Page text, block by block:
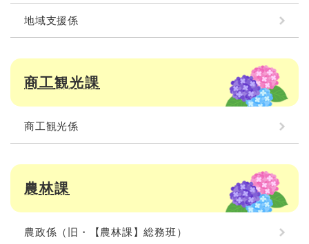
地域支援係
商工観光課
商工観光係
農林課
農政係（旧・【農林課】総務班）